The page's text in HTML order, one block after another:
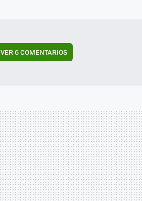
VER6 COMENTARIOS